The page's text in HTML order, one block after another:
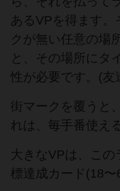
あるVPを得ます。
クが無い任意の場
と、その場所にタ
性が必要です。(友
街マークを覆うと
れは、毎手番使え
大きなVPは、この
標達成カード(18〜